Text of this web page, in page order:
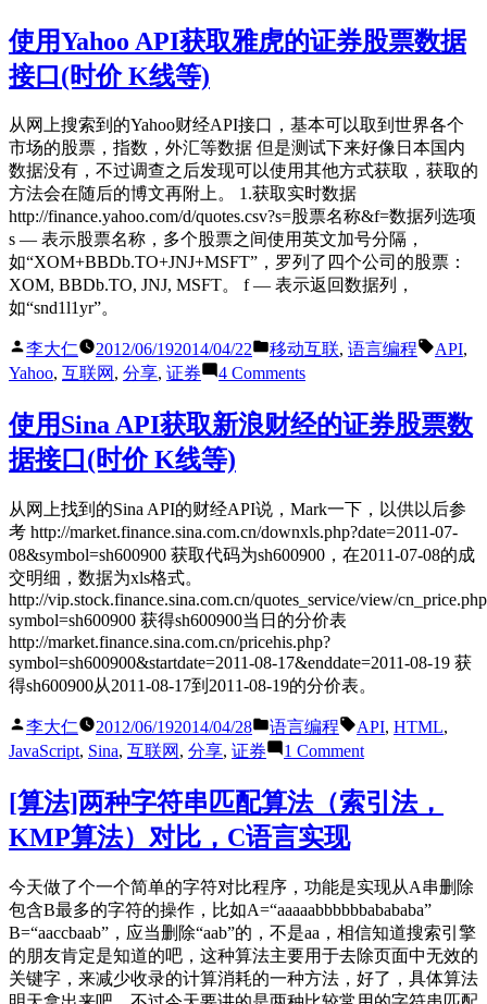
开
发
Siri
的
语
言
识
别
程
序
发
与
践
(Nuance
使用Yahoo API获取雅虎的证券股票数据
接口(时价 K线等)
从网上搜索到的Yahoo财经API接口，基本可以取到世界各个
市场的股票，指数，外汇等数据 但是测试下来好像日本国内
数据没有，不过调查之后发现可以使用其他方式获取，获取的
方法会在随后的博文再附上。 1.获取实时数据
http://finance.yahoo.com/d/quotes.csv?s=股票名称&f=数据列选项
s — 表示股票名称，多个股票之间使用英文加号分隔，
如“XOM+BBDb.TO+JNJ+MSFT”，罗列了四个公司的股票：
XOM, BBDb.TO, JNJ, MSFT。 f — 表示返回数据列，
如“snd1l1yr”。
Posted
by
李大仁 2012/06/192014/04/22
Posted
in
移动互联, 语言编程 Tags:
API,
Yahoo, 互联网 , 分享, 证券 4 Commentson
用
Yahoo
取
雅
虎
的
券
股
票
数
接
口
价
K
线
使用Sina API获取新浪财经的证券股票数
据接口(时价 K线等)
从网上找到的Sina API的财经API说，Mark一下，以供以后参
考 http://market.finance.sina.com.cn/downxls.php?date=2011-07-
08&symbol=sh600900 获取代码为sh600900，在2011-07-08的成
交明细，数据为xls格式。
http://vip.stock.finance.sina.com.cn/quotes_service/view/
symbol=sh600900 获得sh600900当日的分价表
http://market.finance.sina.com.cn/pricehis.php?
symbol=sh600900&startdate=2011-08-17&enddate=2011-08-19 获
得sh600900从2011-08-17到2011-08-19的分价表。
Posted
by
李大仁 2012/06/192014/04/28
Posted
in
语言编程 Tags:
API, HTML,
JavaScript, Sina, 互联网 , 分享, 证券 1 Commenton
用
Sina
取
新
浪
财
经
的
[算法]两种字符串匹配算法（索引法，
KMP算法）对比，C语言实现
今天做了个一个简单的字符对比程序，功能是实现从A串删除
包含B最多的字符的操作，比如A=“aaaaabbbbbbabababa”
B=“aaccbaab”，应当删除“aab”的，不是aa，相信知道搜索引擎
的朋友肯定是知道的吧，这种算法主要用于去除页面中无效的
关键字，来减少收录的计算消耗的一种方法，好了，具体算法